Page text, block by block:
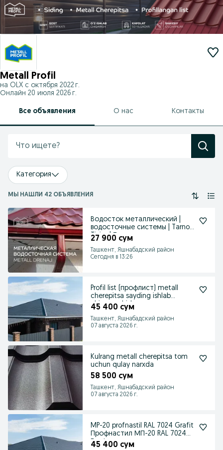
Metall Profil
на OLX с октября 2022 г.
Онлайн 20 июля 2026 г.
Все объявления О нас Контакты
Категория
МЫ НАШЛИ 42 ОБЪЯВЛЕНИЯ
Водосток металлический |
водосточные системы | Tarnov
Tizim | Тарнов
27 900 сум
Ташкент, Яшнабадский район
Сегодня в 13:26
Profil list (профлист) metall
cherepitsa sayding ishlab
chiqaruvchidan
45 400 сум
Ташкент, Яшнабадский район
07 августа 2026 г.
Kulrang metall cherepitsa tom
uchun qulay narxda
58 500 сум
Ташкент, Яшнабадский район
07 августа 2026 г.
MP-20 profnastil RAL 7024 Grafit
Профнастил МП-20 RAL 7024
Графит
45 400 сум